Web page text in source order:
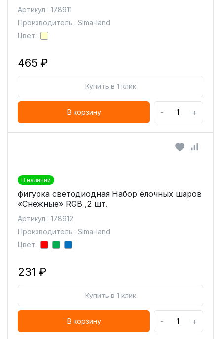
Артикул : 178911
Производитель : Sima-land
Цвет:
465 ₽
Купить в 1 клик
В корзину - +
В наличии
фигурка светодиодная Набор ёлочных шаров
«Снежные» RGB ,2 шт.
Артикул : 178912
Производитель : Sima-land
Цвет:
231 ₽
Купить в 1 клик
В корзину - +